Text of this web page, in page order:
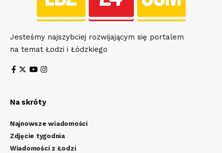
Jesteśmy najszybciej rozwijającym się portalem
na temat Łodzi i Łódzkiego
Na skróty
Najnowsze wiadomości
Zdjęcie tygodnia
Wiadomości z Łodzi